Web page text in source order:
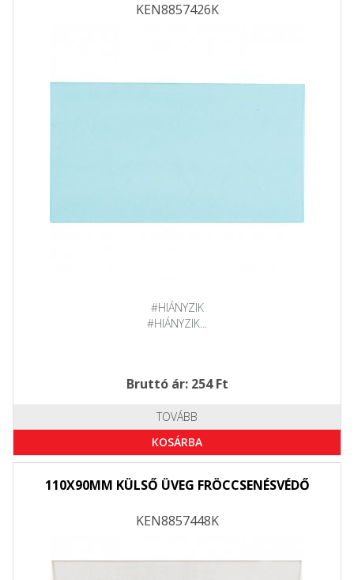
KEN8857426K
#HIÁNYZIK
#HIÁNYZIK...
Bruttó ár: 254 Ft
TOVÁBB
KOSÁRBA
110X90MM KÜLSŐ ÜVEG FRÖCCSENÉSVÉDŐ
KEN8857448K